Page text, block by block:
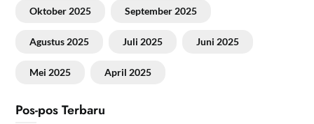
Oktober 2025 September 2025
Agustus 2025 Juli 2025 Juni 2025
Mei 2025 April 2025
Pos-pos Terbaru